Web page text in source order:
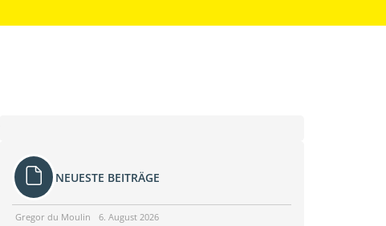
NEUESTE BEITRÄGE
Gregor du Moulin 6. August 2026